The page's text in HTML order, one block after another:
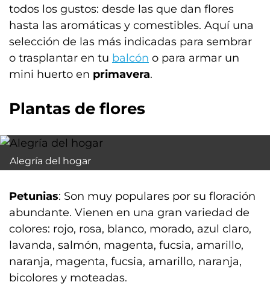
todos los gustos: desde las que dan flores
hasta las aromáticas y comestibles. Aquí una
selección de las más indicadas para sembrar
o trasplantar en tu balcón o para armar un
mini huerto en primavera.
Plantas de flores
Alegría del hogar
Petunias: Son muy populares por su floración
abundante. Vienen en una gran variedad de
colores: rojo, rosa, blanco, morado, azul claro,
lavanda, salmón, magenta, fucsia, amarillo,
naranja, magenta, fucsia, amarillo, naranja,
bicolores y moteadas.